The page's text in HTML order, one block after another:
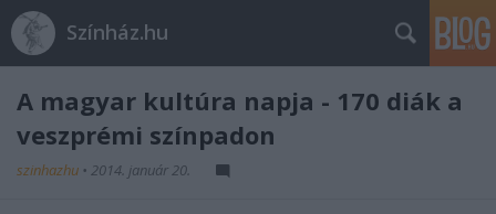
Színház.hu
A magyar kultúra napja - 170 diák a
veszprémi színpadon
szinhazhu • 2014. január 20.